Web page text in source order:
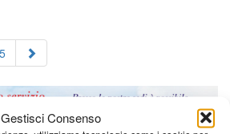
Gestisci Consenso
5